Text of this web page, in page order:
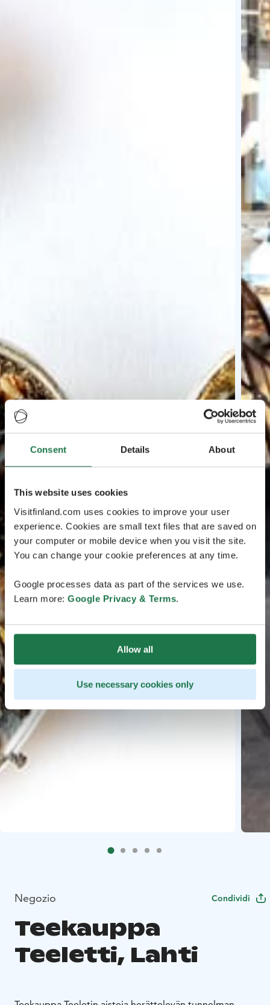
Consent Details About
This website uses cookies
Visitfinland.com uses cookies to improve your user
experience. Cookies are small text files that are saved on
your computer or mobile device when you visit the site.
You can change your cookie preferences at any time.
Google processes data as part of the services we use.
Learn more: Google Privacy & Terms.
Allow all
Use necessary cookies only
Negozio Condividi
Teekauppa
Teeletti, Lahti